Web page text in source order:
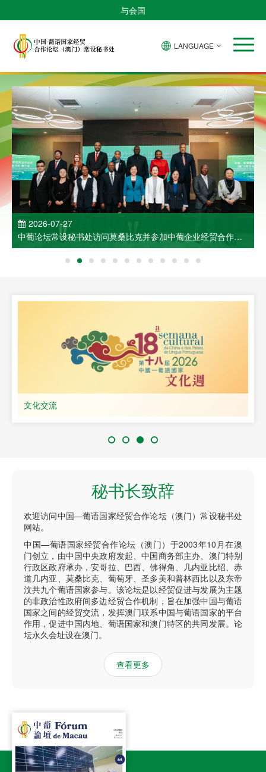
与会国
LANGUAGE
2026-07-27
中葡论坛常设秘书处访问莫桑比克并参加中葡企业经贸合作洽
谈会
文化交流
秘书长致辞
欢迎访问中国—葡语国家经贸合作论坛（澳门）常设秘书处
网站。
中国—葡语国家经贸合作论坛（澳门）于2003年10月在澳
门创立，由中国中央政府发起、中国商务部主办、澳门特别
行政区政府承办，安哥拉、巴西、佛得角、几内亚比绍、赤
道几内亚、莫桑比克、葡萄牙、圣多美和普林西比以及东帝
汶共九个葡语国家参与。该论坛是以经贸促进与发展为主题
的非政治性政府间多边经贸合作机制，旨在加强中国与葡语
国家之间的经贸交流，发挥澳门联系中国与葡语国家的平台
作用，促进中国内地、葡语国家和澳门特区的共同发展。论
坛永久会址设在澳门。
查看更多